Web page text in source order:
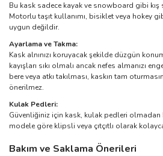
Bu kask sadece kayak ve snowboard gibi kış
Motorlu taşıt kullanımı, bisiklet veya hokey
uygun değildir.
Ayarlama ve Takma:
Kask alnınızı koruyacak şekilde düzgün
kayışları sıkı olmalı ancak nefes almanızı
bere veya atkı takılması, kaskın tam
önerilmez.
Kulak Pedleri:
Güvenliğiniz için kask, kulak pedleri olmadan
modele göre klipsli veya çıtçıtlı olarak
Bakım ve Saklama Önerileri